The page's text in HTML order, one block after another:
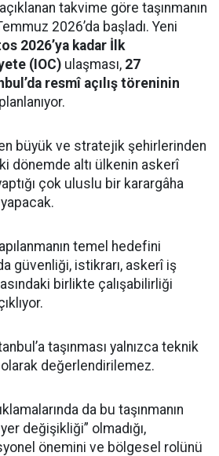
takvime göre taşınmanın
2026’da başladı. Yeni
2026’ya kadar İlk
(IOC) ulaşması, 27
resmî açılış töreninin
planlanıyor.
büyük ve stratejik şehirlerinden
dönemde altı ülkenin askerî
çok uluslu bir karargâha
temel hedefini
güvenliği, istikrarı, askerî iş
birlikte çalışabilirliği
taşınması yalnızca teknik
değerlendirilemez.
da bu taşınmanın
değişikliği” olmadığı,
önemini ve bölgesel rolünü